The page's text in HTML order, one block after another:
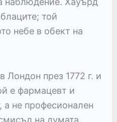
той
небе в обект на
през 1772 г. и
е фармацевт и
не професионален